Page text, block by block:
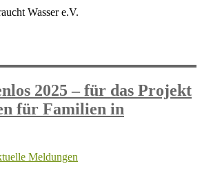
2025 – für das Projekt
für Familien in
Meldungen